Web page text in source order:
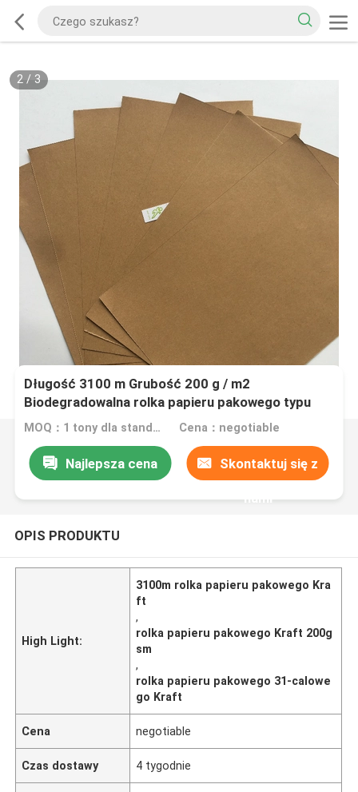
2/ 3
Długość 3100 m Grubość 200 g / m2
Biodegradowalna rolka papieru pakowego typu
Kraft
MOQ：1 tony dla standardowego rozmiaru Cena：negotiable
Najlepsza cena Skontaktuj się z
nami
OPIS PRODUKTU
High Light:
3100m rolka papieru pakowego Kra
ft
,
rolka papieru pakowego Kraft 200g
sm
,
rolka papieru pakowego 31-calowe
go Kraft
Cena negotiable
Czas dostawy 4 tygodnie